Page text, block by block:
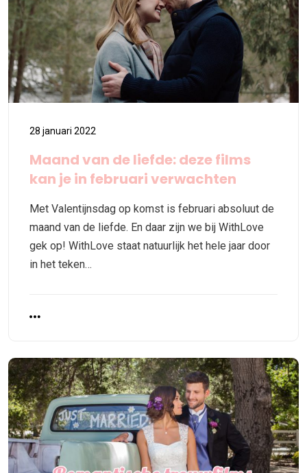
28 januari 2022
Maand van de liefde: deze films
kan je in februari verwachten
Met Valentijnsdag op komst is februari absoluut de
maand van de liefde. En daar zijn we bij WithLove
gek op! WithLove staat natuurlijk het hele jaar door
in het teken…